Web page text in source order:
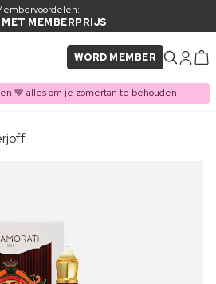
MET MEMBERPRIJS
WORD MEMBER
🤎 alles om je zomertan te behouden
AAN
gekocht met